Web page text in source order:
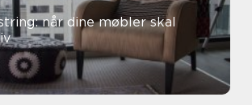
når dine møbler skal